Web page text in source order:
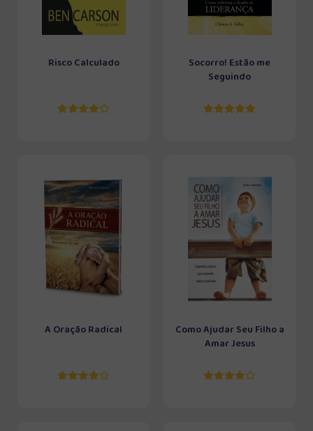
Risco Calculado
Socorro! Estão me
Seguindo
A Oração Radical
Como Ajudar Seu Filho a
Amar Jesus